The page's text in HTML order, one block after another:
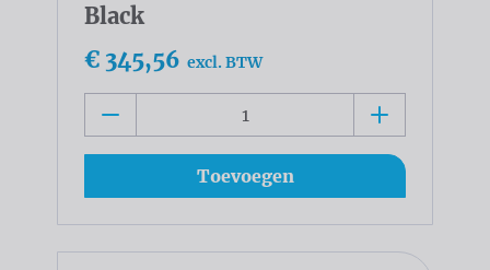
Black
€ 345,56 excl. BTW
Toevoegen